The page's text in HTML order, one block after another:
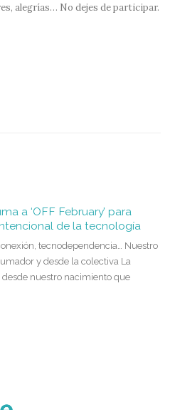
alegrías… No dejes de participar.
a ‘OFF February’ para
de la tecnología
tecnodependencia… Nuestro
y desde la colectiva La
nuestro nacimiento que